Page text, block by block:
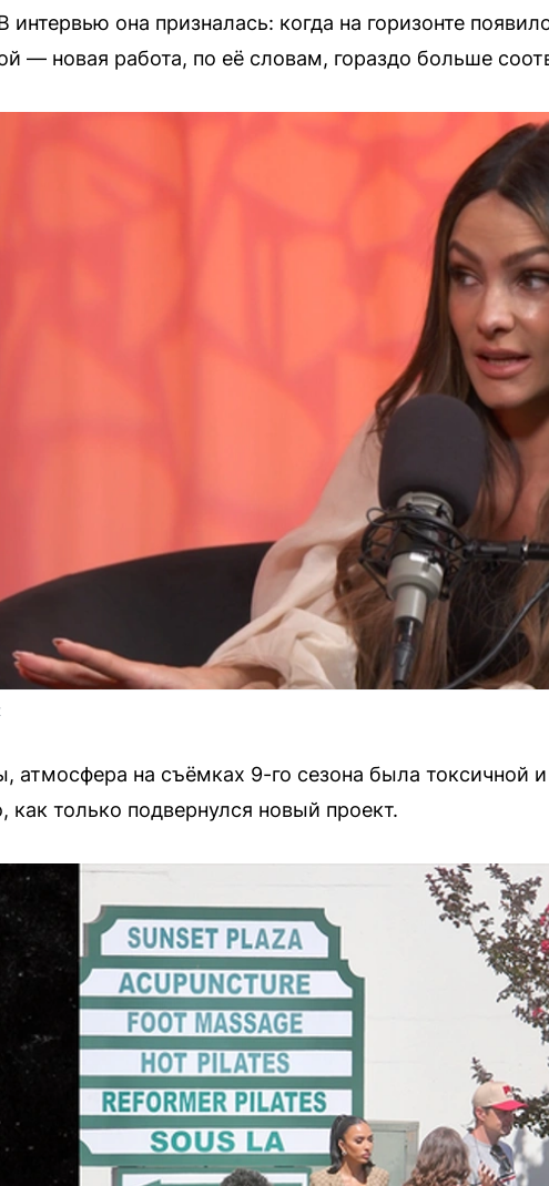
интервью она призналась: когда на горизонте
— новая работа, по её словам, гораздо больше
атмосфера на съёмках 9-го сезона была токсичной
как только подвернулся новый проект.